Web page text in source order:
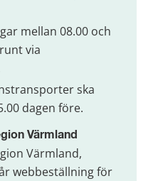
mellan 08.00 och
via
ska
dagen före.
Värmland
Värmland,
webbeställning för